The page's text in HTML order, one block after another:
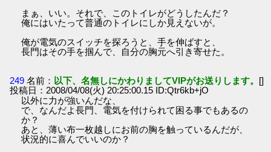
まぁ、いい。それで、このトイレがどうしたんだ？
俺にはいたって普通のトイレにしか見えないが。
俺が電気のスイッチを探ろうと、手を伸ばすと、
長門はその手を掴んで、自分の胸元へ引き寄せた。
249 名前： 以下、名無しにかわりましてVIPがお送りします。 []
投稿日：2008/04/08(火) 20:25:00.15 ID:Qtr6kb+jO
以外に力が強いんだな、
で、なんだよ長門、電気を付けられて困る事でもあるの
か？
あと、薄い布一枚越しにお前の胸を触っているんだが、
状況的に喜んでいいのか？